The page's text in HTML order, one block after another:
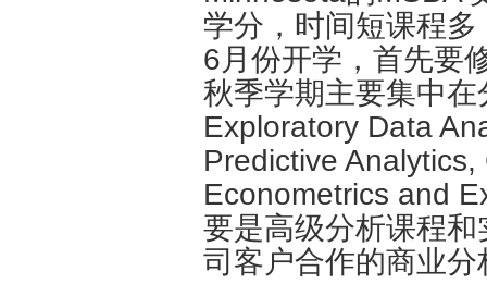
学分，时间短课程
6月份开学，首先要
秋季学期主要集中
Exploratory Data
Predictive
Econometrics and
要是高级分析课程
司客户合作的商业